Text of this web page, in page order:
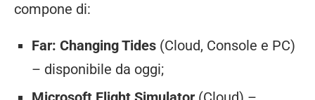
compone di:
Far: Changing Tides (Cloud, Console e PC)
– disponibile da oggi;